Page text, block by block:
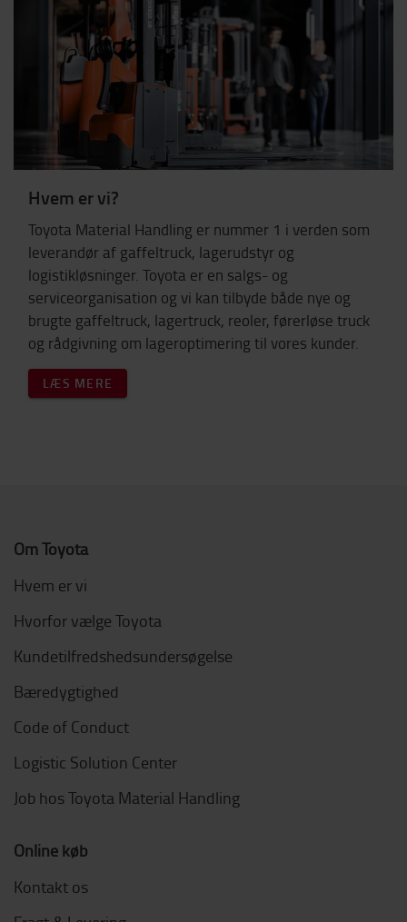
Hvem er vi?
Toyota Material Handling er nummer 1 i verden som
leverandør af gaffeltruck, lagerudstyr og
logistikløsninger. Toyota er en salgs- og
serviceorganisation og vi kan tilbyde både nye og
brugte gaffeltruck, lagertruck, reoler, førerløse truck
og rådgivning om lageroptimering til vores kunder.
LÆS MERE
Om Toyota
Hvem er vi
Hvorfor vælge Toyota
Kundetilfredshedsundersøgelse
Bæredygtighed
Code of Conduct
Logistic Solution Center
Job hos Toyota Material Handling
Online køb
Kontakt os